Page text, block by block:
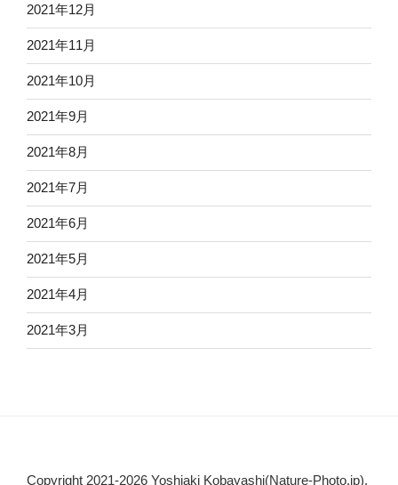
2021年12月
2021年11月
2021年10月
2021年9月
2021年8月
2021年7月
2021年6月
2021年5月
2021年4月
2021年3月
Copyright 2021-2026 Yoshiaki Kobayashi(Nature-Photo.jp),